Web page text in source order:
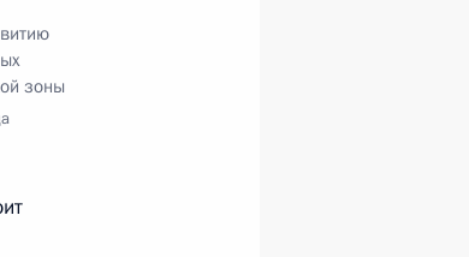
11
зоны